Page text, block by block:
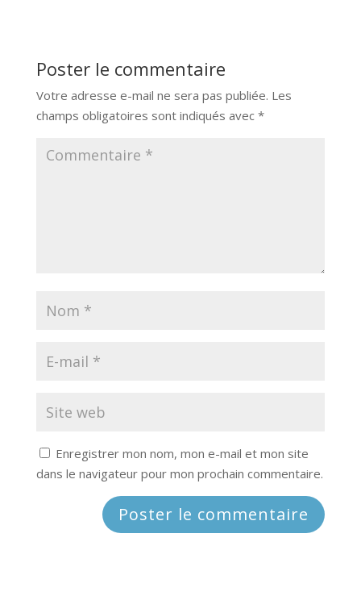
Poster le commentaire
Votre adresse e-mail ne sera pas publiée. Les
champs obligatoires sont indiqués avec *
Enregistrer mon nom, mon e-mail et mon site
dans le navigateur pour mon prochain commentaire.